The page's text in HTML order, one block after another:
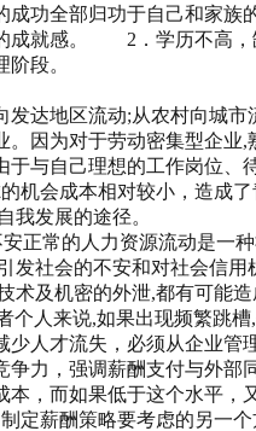
成功全部归功于自己和家
成就感。 2．学历不高，
段。
发达地区流动;从农村向城
因为对于劳动密集型企
于与自己理想的工作岗位
机会成本相对较小，造成
我发展的途径。
正常的人力资源流动是一
发社会的不安和对社会信
术及机密的外泄,都有可能
个人来说,如果出现频繁跳
人才流失，必须从企业
力，强调薪酬支付与外
，而如果低于这个水平
薪酬策略要考虑的另一个